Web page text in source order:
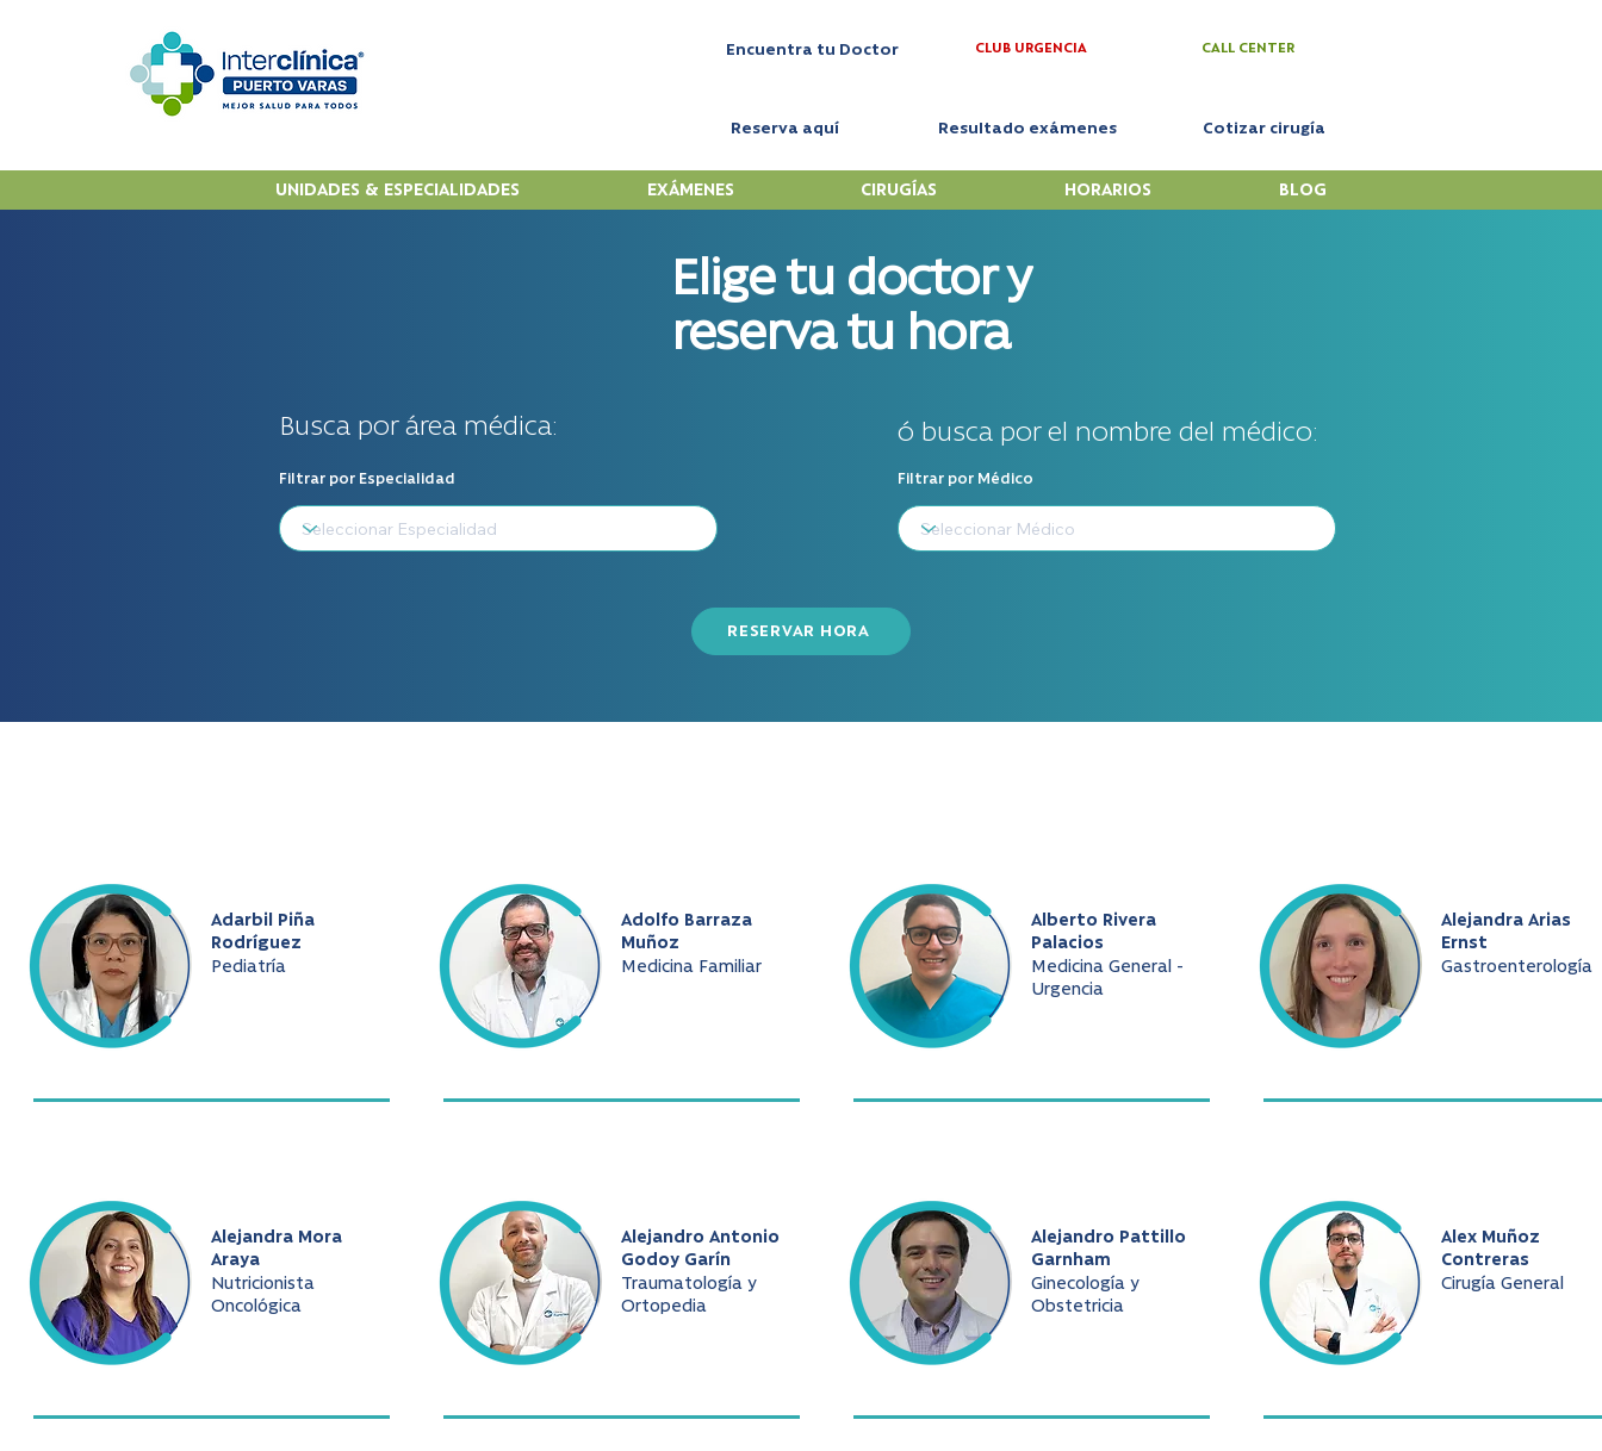
Encuentra tu Doctor CLUB URGENCIA
Reserva aquí Resultado exámenes
CALL CENTER
Cotizar cirugía
UNIDADES & ESPECIALIDADES EXÁMENES CIRUGÍAS HORARIOS BLOG
Elige tu doctor y
reserva tu hora
Busca por área médica: ó busca por el nombre del médico:
Filtrar por Especialidad Filtrar por Médico
RESERVAR HORA
Adarbil Piña
Rodríguez
Pediatría
Alejandra Mora
Araya
Nutricionista
Oncológica
Adolfo Barraza
Muñoz
Medicina Familiar
Alejandro Antonio
Godoy Garín
Traumatología y
Ortopedia
Alberto Rivera
Palacios
Medicina General -
Urgencia
Alejandro Pattillo
Garnham
Ginecología y
Obstetricia
Alejandra Arias
Ernst
Gastroenterología
Alex Muñoz
Contreras
Cirugía General